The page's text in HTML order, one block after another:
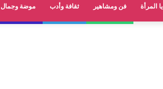
المرأة فن ومشاهير ثقافة وأدب موضة وجمال